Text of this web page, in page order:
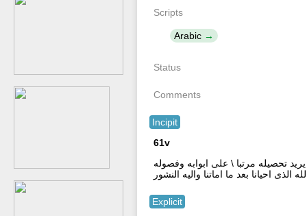
Scripts
Arabic
Status
Comments
Incipit
61v
من يريد تحصيله مرتبا \ على ابوابه وفصوله
احيانا بعد ما اماتنا واليه النشور
Explicit